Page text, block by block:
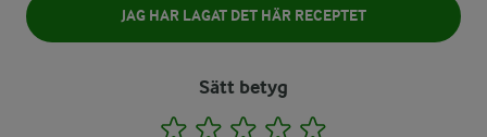
JAG HAR LAGAT DET HÄR RECEPTET
Sätt betyg
1 2 3 4